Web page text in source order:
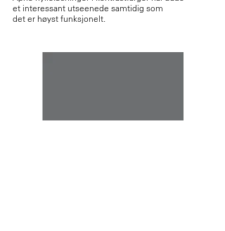
et interessant utseenede samtidig som
det er høyst funksjonelt.